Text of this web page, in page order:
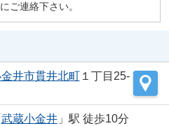
ご連絡下さい。
井市貫井北町１丁目25-
武蔵小金井」駅 徒歩10分